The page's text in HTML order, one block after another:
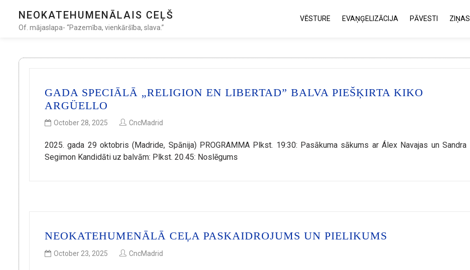
NEOKATEHUMENĀLAIS CEĻŠ
Of. mājaslapa- “Pazemība, vienkāršība, slava.”
VĒSTURE EVAŅĢELIZĀCIJA PĀVESTI ZIŅAS
GADA SPECIĀLĀ „RELIGION EN LIBERTAD” BALVA PIEŠĶIRTA KIKO
ARGÜELLO
October 28, 2025 CncMadrid
2025. gada 29 oktobris (Madride, Spānija) PROGRAMMA Plkst. 19:30: Pasākuma sākums ar Álex Navajas un Sandra
Segimon Kandidāti uz balvām: Plkst. 20.45: Noslēgums
NEOKATEHUMENĀLĀ CEĻA PASKAIDROJUMS UN PIELIKUMS
October 23, 2025 CncMadrid